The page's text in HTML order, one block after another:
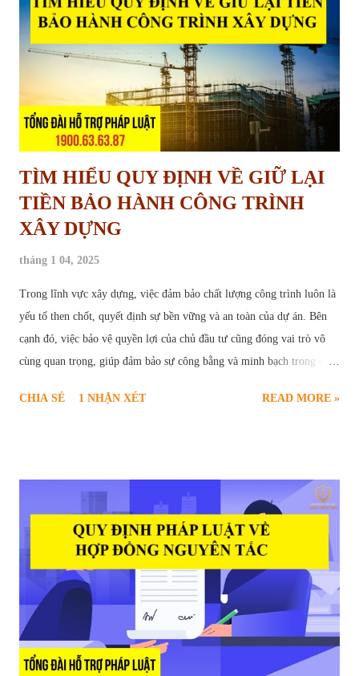
hoạch sử dụng đất, dự kiến thực hiện dự án nhưng trong nhiều năm
không được triển khai trên thực tế, dẫn đến việc đất rơi vào tình trạng
“chờ đợi”, không được sử dụng đúng mục...
TÌM HIỂU QUY ĐỊNH VỀ GIỮ LẠI
TIỀN BẢO HÀNH CÔNG TRÌNH
XÂY DỰNG
tháng 1 04, 2025
Trong lĩnh vực xây dựng, việc đảm bảo chất lượng công trình luôn là
yếu tố then chốt, quyết định sự bền vững và an toàn của dự án. Bên
cạnh đó, việc bảo vệ quyền lợi của chủ đầu tư cũng đóng vai trò vô
cùng quan trọng, giúp đảm bảo sự công bằng và minh bạch trong quá
thành một điều khoản phổ biến, được quy định rõ ràng trong các hợp
và toàn diện về quy định giữ lại tiền bảo hành công trình xây dựng.
Khi nào được giữ tiền bảo hành nhà ở của nhà thầu Mục Đích Giữ Lại
Tiền Bảo Hành Công Trình Tiền bảo hành công trình, về bản chất, là
sau khi công trình hoàn thành. Khoản tiền này đóng vai trò như một
"cam kết" từ phía nhà t...
CHIA SẺ 1 NHẬN XÉT READ MORE »